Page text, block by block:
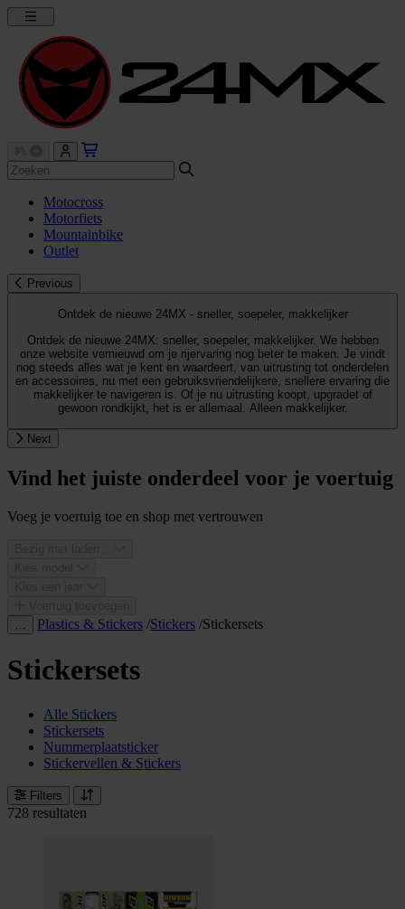
Motocross
Motorfiets
Mountainbike
Outlet
Previous
Ontdek de nieuwe 24MX - sneller, soepeler, makkelijker
Ontdek de nieuwe 24MX: sneller, soepeler, makkelijker. We hebben
onze website vernieuwd om je rijervaring nog beter te maken. Je vindt
nog steeds alles wat je kent en waardeert, van uitrusting tot onderdelen
en accessoires, nu met een gebruiksvriendelijkere, snellere ervaring die
makkelijker te navigeren is. Of je nu uitrusting koopt, upgradet of
gewoon rondkijkt, het is er allemaal. Alleen makkelijker.
Next
Vind het juiste onderdeel voor je voertuig
Voeg je voertuig toe en shop met vertrouwen
Plastics & Stickers /Stickers /Stickersets
Stickersets
Alle Stickers
Stickersets
Nummerplaatsticker
Stickervellen & Stickers
Filters
728 resultaten